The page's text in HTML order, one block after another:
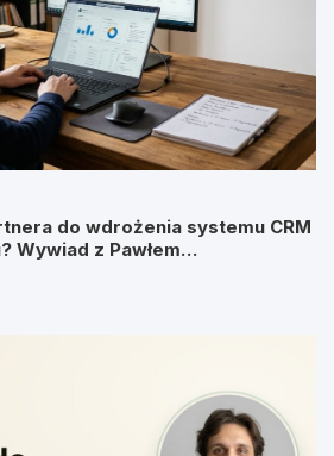
do wdrożenia systemu CRM
Wywiad z Pawłem
Vision